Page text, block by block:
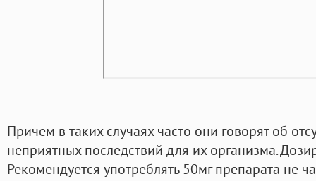
Причем в таких случаях часто они говорят об
неприятных последствий для их организма.
Рекомендуется употреблять 50мг препарата не